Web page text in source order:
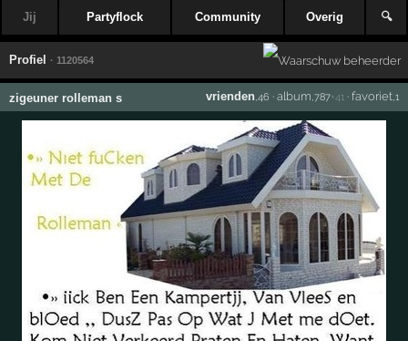
Jij Partyflock Community Overig 🔍
Profiel · 1120564
zigeuner rolleman s vrienden,46 · album ,787+41· favoriet,1